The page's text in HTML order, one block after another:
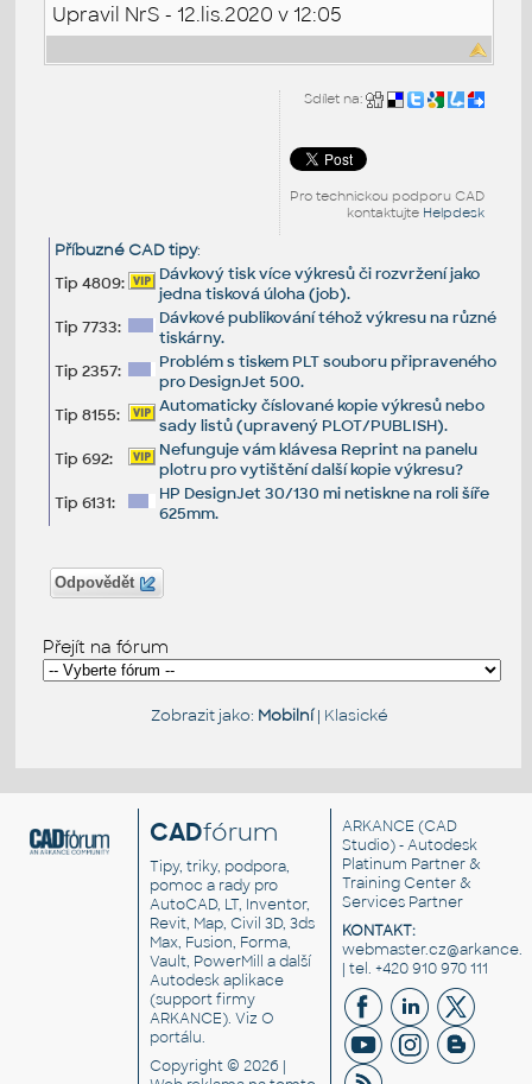
Upravil NrS - 12.lis.2020 v 12:05
Sdílet na:
Pro technickou podporu CAD
kontaktujte Helpdesk
Příbuzné CAD tipy:
Tip 4809:
Dávkový tisk více výkresů či rozvržení jako
jedna tisková úloha (job).
Tip 7733:
Dávkové publikování téhož výkresu na různé
tiskárny.
Tip 2357:
Problém s tiskem PLT souboru připraveného
pro DesignJet 500.
Tip 8155:
Automaticky číslované kopie výkresů nebo
sady listů (upravený PLOT/PUBLISH).
Tip 692:
Nefunguje vám klávesa Reprint na panelu
plotru pro vytištění další kopie výkresu?
Tip 6131:
HP DesignJet 30/130 mi netiskne na roli šíře
625mm.
Odpovědět
Přejít na fórum
Zobrazit jako: Mobilní| Klasické
CADfórum
Tipy, triky, podpora,
pomoc a rady pro
AutoCAD, LT, Inventor,
Revit, Map, Civil 3D, 3ds
Max, Fusion, Forma,
Vault, PowerMill a další
Autodesk aplikace
(support firmy
ARKANCE). VizO
portálu.
Copyright © 2026 |
ARKANCE (CAD
Studio) - Autodesk
Platinum Partner &
Training Center &
Services Partner
KONTAKT:
| tel. +420 910 970 111